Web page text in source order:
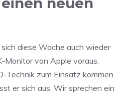
diese Woche auch wieder
Monitor von Apple voraus,
Technik zum Einsatz kommen.
er sich aus. Wir sprechen ein